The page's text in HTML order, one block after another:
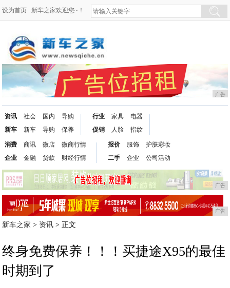
设为首页 新车之家欢迎您~！
广告
资讯
新车
社会
新车
国内
导购
导购
保养
行业
促销
家具
人脸
电器
指纹
消费
企业
商讯
金融
微店
贷款
微商行情
财经行情
报价
二手
服饰
企业
护肤彩妆
公司活动
广告
广告
新车之家 > 资讯 > 正文
终身免费保养！！！买捷途X95的最佳
时期到了